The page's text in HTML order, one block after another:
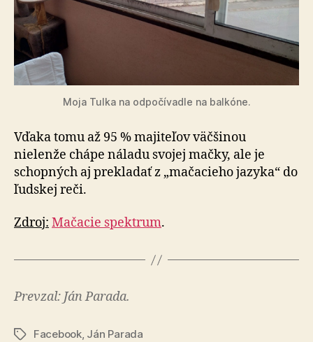
Moja Tulka na odpočívadle na balkóne.
Vďaka tomu až 95 % majiteľov väčšinou
nielenže chápe náladu svojej mačky, ale je
schopných aj prekladať z „mačacieho jazyka“ do
ľudskej reči.
Zdroj: Mačacie spektrum.
Prevzal: Ján Parada.
ZnačkyFacebook, Ján Parada